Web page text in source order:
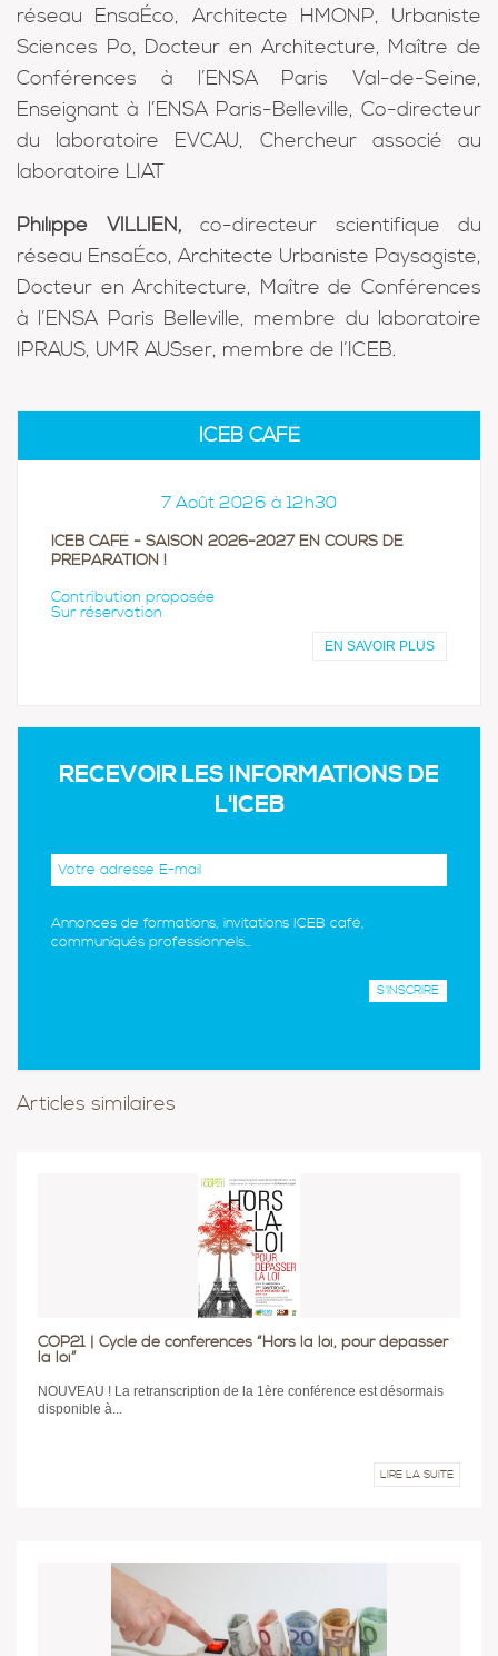
réseau EnsaÉco, Architecte HMONP, Urbaniste
Sciences Po, Docteur en Architecture, Maître de
Conférences à l’ENSA Paris Val-de-Seine,
Enseignant à l’ENSA Paris-Belleville, Co-directeur
du laboratoire EVCAU, Chercheur associé au
laboratoire LIAT
Philippe VILLIEN, co-directeur scientifique du
réseau EnsaÉco, Architecte Urbaniste Paysagiste,
Docteur en Architecture, Maître de Conférences
à l’ENSA Paris Belleville, membre du laboratoire
IPRAUS, UMR AUSser, membre de l’ICEB.
ICEB CAFÉ
7 Août 2026 à 12h30
ICEB CAFÉ - SAISON 2026-2027 EN COURS DE
PRÉPARATION !
Contribution proposée
Sur réservation
EN SAVOIR PLUS
RECEVOIR LES INFORMATIONS DE
L'ICEB
Annonces de formations, invitations ICEB café,
communiqués professionnels...
Articles similaires
COP21 | Cycle de conférences “Hors la loi, pour dépasser
la loi”
NOUVEAU ! La retranscription de la 1ère conférence est désormais
disponible à...
LIRE LA SUITE